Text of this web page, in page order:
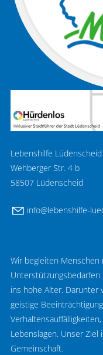
Lebenshilfe
Wehberger Str. 4 b
58507 Lüdenscheid
nf l b nsh lf -l
Wir begleiten
Unterstützungsbedarfen
ins hohe Alter. Darunter
geistige
Lebenslagen. Unser
Gemeinschaft.